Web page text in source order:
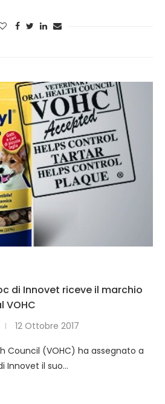
di Innovet riceve il marchio
VOHC
12 Ottobre 2017
Council (VOHC) ha assegnato a
Innovet il suo…